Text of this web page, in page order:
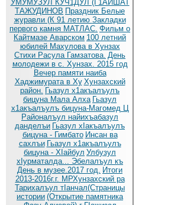
УМУМУЗУЛ КУЧ1ДУЛ (Г1АЙШАТ
ТАЖУДИНОВ Праздник Белые
журавли (К 91 летию Закладки
первого камня МАТЛАС. Фильм о
Кайтмазе Аварском 100 летний
юбилей Махулова в Хунзах
Стихи Расула Гамзатова. День
молодежи в с. Хунзах. 2015 год
Вечер памяти наиба
Хаджимурата в Ху Хунзахский
район. Гьазул х1акъалъулъ
бицуна Мала Алха Гьазул
х1акъалъулъ бицуна-Магомед Ц
Районалъул найихъабазул
данделъи Гьазул хIакъалъулъ
бицуна - Гимбато Инсан ва
сахлъи Гьазул х1акъалъулъ
бицуна - ХIайбул Улбузул
хIурматалда... Эбелалъул къ
День в музее.2017 год. Итоги
2013-2016г.г. МРХунзахский ра
Тарихалъул тIанчал(Страницы
истории (Открытие памятника